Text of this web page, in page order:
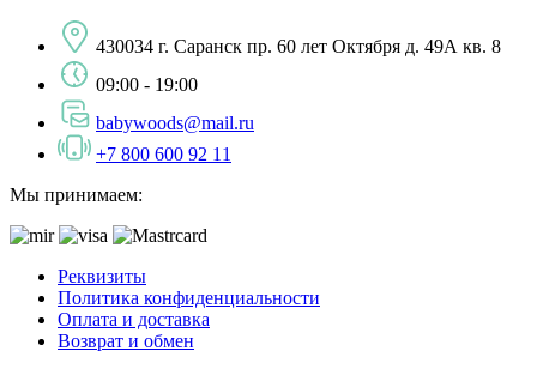
430034 г. Саранск пр. 60 лет Октября д. 49А кв. 8
09:00 - 19:00
babywoods@mail.ru
+7 800 600 92 11
Мы принимаем:
Реквизиты
Политика конфиденциальности
Оплата и доставка
Возврат и обмен